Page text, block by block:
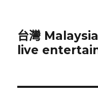
台灣
live